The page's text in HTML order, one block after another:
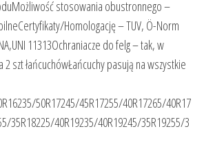
stosowania obustronnego –
Homologację – TUV, Ö-Norm
11313Ochraniacze do felg – tak, w
szt łańcuchówŁańcuchy pasują na wszystkie
50R17245/45R17255/40R17265/40R17
35R18225/40R19235/40R19245/35R19255/3